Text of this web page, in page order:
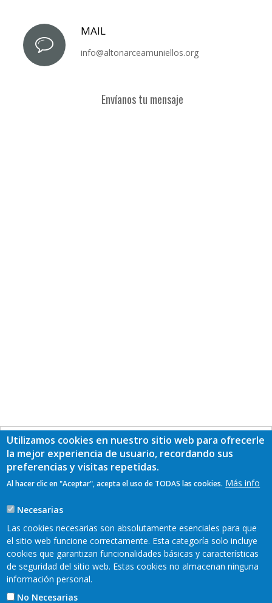
MAIL
info@altonarceamuniellos.org
Envíanos tu mensaje
Utilizamos cookies en nuestro sitio web para ofrecerle
la mejor experiencia de usuario, recordando sus
preferencias y visitas repetidas.
Al hacer clic en "Aceptar", acepta el uso de TODAS las cookies. Más info
Necesarias
Las cookies necesarias son absolutamente esenciales para que
el sitio web funcione correctamente. Esta categoría solo incluye
cookies que garantizan funcionalidades básicas y características
de seguridad del sitio web. Estas cookies no almacenan ninguna
información personal.
No Necesarias